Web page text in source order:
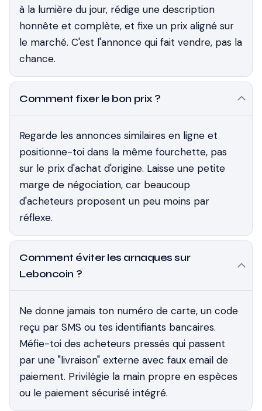
à la lumière du jour, rédige une description
honnête et complète, et fixe un prix aligné sur
le marché. C'est l'annonce qui fait vendre, pas la
chance.
Comment fixer le bon prix ?
Regarde les annonces similaires en ligne et
positionne-toi dans la même fourchette, pas
sur le prix d'achat d'origine. Laisse une petite
marge de négociation, car beaucoup
d'acheteurs proposent un peu moins par
réflexe.
Comment éviter les arnaques sur
Leboncoin ?
Ne donne jamais ton numéro de carte, un code
reçu par SMS ou tes identifiants bancaires.
Méfie-toi des acheteurs pressés qui passent
par une "livraison" externe avec faux email de
paiement. Privilégie la main propre en espèces
ou le paiement sécurisé intégré.